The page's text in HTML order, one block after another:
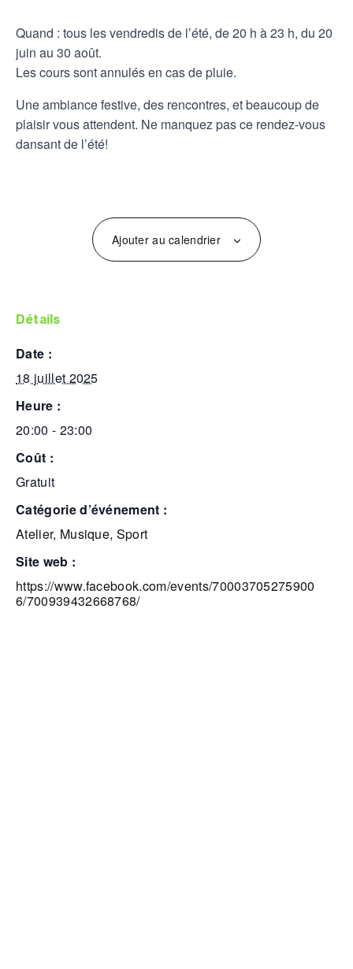
Quand : tous les vendredis de l’été, de 20 h à 23 h, du 20
juin au 30 août.
Les cours sont annulés en cas de pluie.
Une ambiance festive, des rencontres, et beaucoup de
plaisir vous attendent. Ne manquez pas ce rendez-vous
dansant de l’été!
Ajouter au calendrier
détails
date :
18 juillet 2025
heure :
20:00 - 23:00
coût :
Gratuit
catégorie d’événement :
Atelier, Musique, Sport
site web :
https://www.facebook.com/events/70003705275900
6/700939432668768/